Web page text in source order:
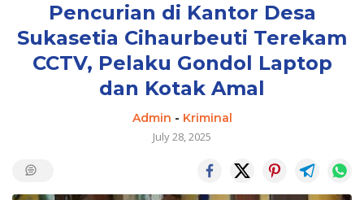
Pencurian di Kantor Desa
Sukasetia Cihaurbeuti Terekam
CCTV, Pelaku Gondol Laptop
dan Kotak Amal
Admin - Kriminal
July 28, 2025